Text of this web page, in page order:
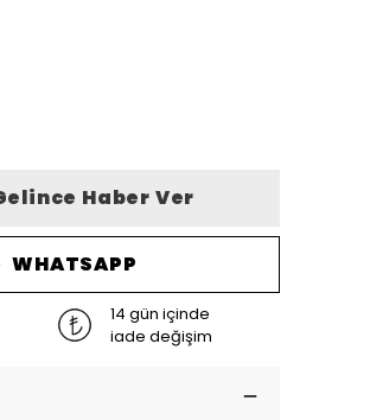
Haber Ver
WHATSAPP
14 gün içinde
iade değişim